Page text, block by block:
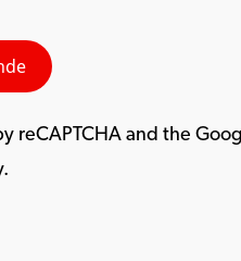
reCAPTCHA and the